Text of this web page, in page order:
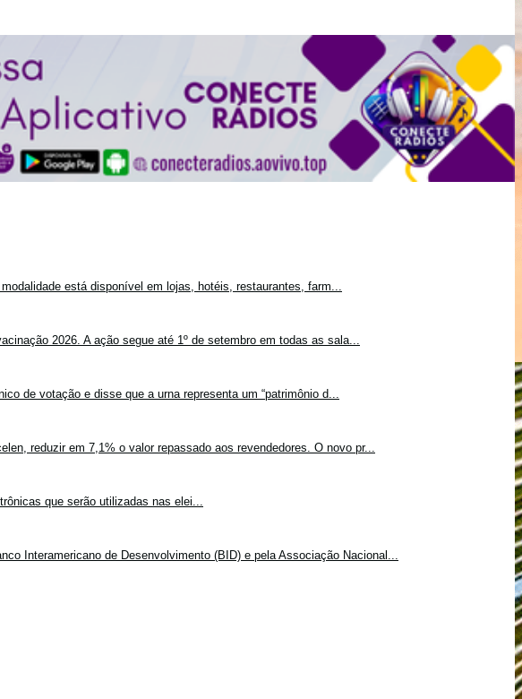
está disponível em lojas, hotéis, restaurantes, farm...
2026. A ação segue até 1º de setembro em todas as sala...
de votação e disse que a urna representa um “patrimônio d...
reduzir em 7,1% o valor repassado aos revendedores. O novo pr...
que serão utilizadas nas elei...
Interamericano de Desenvolvimento (BID) e pela Associação Nacional...